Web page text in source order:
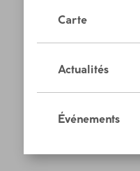
Carte
Actualités
Événements